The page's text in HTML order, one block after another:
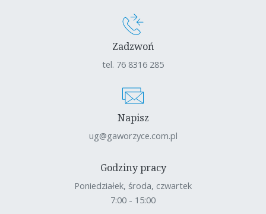
Zadzwoń
tel. 76 8316 285
Napisz
ug@gaworzyce.com.pl
Godziny pracy
Poniedziałek, środa, czwartek
7:00 - 15:00